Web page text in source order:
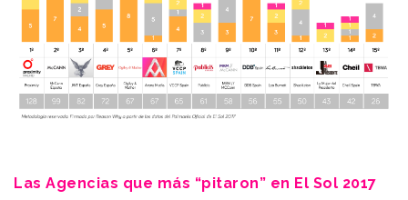
Las Agencias que más “pitaron” en El Sol 2017